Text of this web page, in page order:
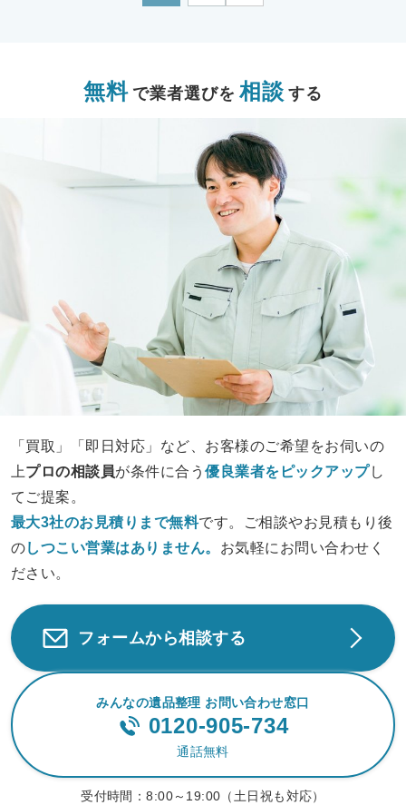
無料 で業者選びを 相談 する
「買取」「即日対応」など、お客様のご希望をお伺いの
上プロの相談員が条件に合う優良業者をピックアップし
てご提案。
最大3社のお見積りまで無料です。ご相談やお見積もり後
のしつこい営業はありません。 お気軽にお問い合わせく
ださい。
フォームから相談する
みんなの遺品整理 お問い合わせ窓口
0120-905-734
通話無料
受付時間：8:00～19:00（土日祝も対応）